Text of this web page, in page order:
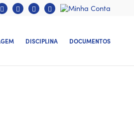
DISCIPLINA DOCUMENTOS